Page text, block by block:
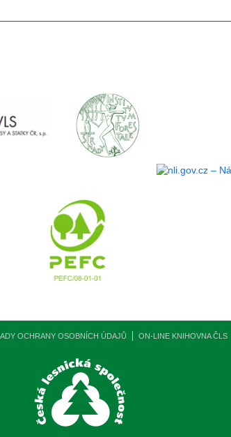
OCHRANY OSOBNÍCH ÚDAJŮ ON-LINE KNIHOVNA ČLS